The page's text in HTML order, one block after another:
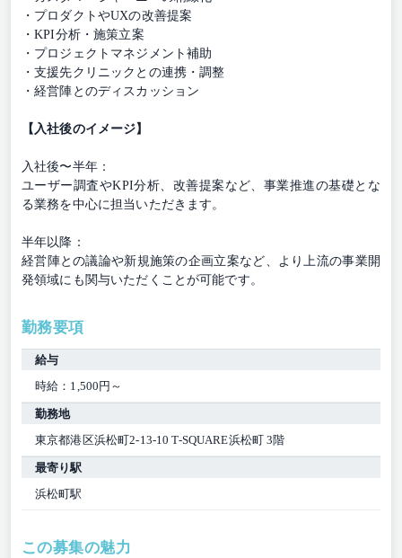
・プロダクトやUXの改善提案
・KPI分析・施策立案
・プロジェクトマネジメント補助
・支援先クリニックとの連携・調整
・経営陣とのディスカッション
【入社後のイメージ】
入社後〜半年：
ユーザー調査やKPI分析、改善提案など、事業推進の基礎とな
る業務を中心に担当いただきます。
半年以降：
経営陣との議論や新規施策の企画立案など、より上流の事業開
発領域にも関与いただくことが可能です。
勤務要項
給与
時給：1,500円～
勤務地
東京都港区浜松町2-13-10 T-SQUARE浜松町 3階
最寄り駅
浜松町駅
この募集の魅力